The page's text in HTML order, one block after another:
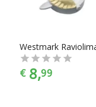
€ 8,99